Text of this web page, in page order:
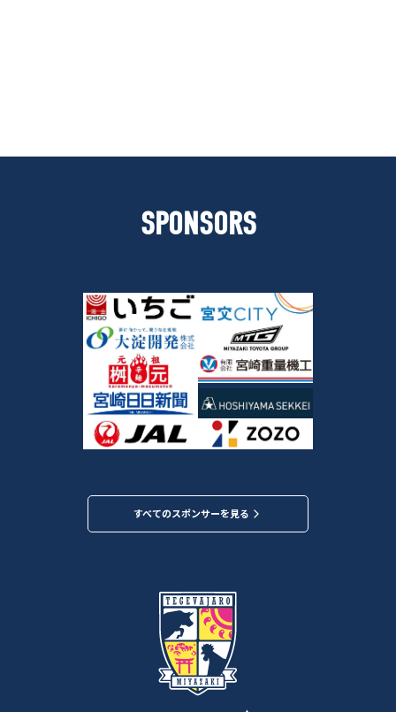
SPONSORS
すべてのスポンサーを見る